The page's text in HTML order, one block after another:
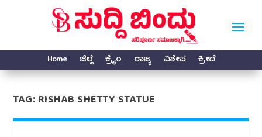
Home ಜಿಲ್ಲೆ ಕ್ರೈಂ ರಾಜ್ಯ ವಿಶೇಷ ಕ್ರೀಡೆ
TAG:RISHAB SHETTY STATUE